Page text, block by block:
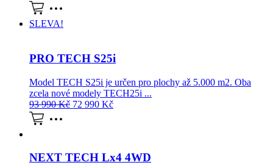
SLEVA!
PRO TECH S25i
Model TECH S25i je určen pro plochy až 5.000 m2. Oba
zcela nové modely TECH25i ...
93 990Kč 72 990 Kč
NEXT TECH Lx4 4WD